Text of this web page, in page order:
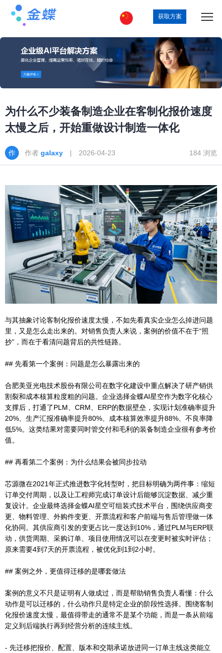
获取方案
为什么不少装备制造企业在客制化报价速度
太慢之后，开始重做设计制造一体化
作者 galaxy | 2026-04-23 184 浏览
与其抽象讨论客制化报价速度太慢，不如先看真实企业怎么掉进问题
里，又是怎么走出来的。对销售负责人来说，案例的价值不在于“照
抄”，而在于看清问题背后的共性链路。
## 先看第一个案例：问题是怎么暴露出来的
合肥美亚光电技术股份有限公司在数字化建设中重点解决了研产销供
割裂和成本核算粒度粗的问题。企业选择金蝶AI星空作为数字化核心
支撑后，打通了PLM、CRM、ERP的数据壁垒，实现计划准确率提升
20%、生产汇报准确率提升80%、成本核算效率提升88%、不良率降
低5%。这类结果对需要同时管交付和毛利的装备制造企业很有参考价
值。
## 再看第二个案例：为什么结果会被同步拉动
芯源微在2021年正式推进数字化转型时，把目标明确为两件事：缩短
订单交付周期，以及让工程师完成订单设计后能够沉淀数据、减少重
复设计。企业最终选择金蝶AI星空可组装式技术平台，围绕供应商变
更、物料管理、外购件变更、开票流程和客户前端与售后管理做一体
化协同。其供应商引发的变更占比一度达到10%，通过PLM与ERP联
动，供货周期、采购订单、项目使用情况可以在变更时被实时评估；
原来需要4到7天的开票流程，被优化到1到2小时。
## 案例之外，更值得迁移的是哪套做法
案例的意义不只是证明有人做成过，而是帮助销售负责人看懂：什么
动作是可以迁移的，什么动作只是特定企业的阶段性选择。围绕客制
化报价速度太慢，最值得带走的通常不是某个功能，而是一条从前端
定义到后端执行再到经营分析的连续主线。
- 先迁移把报价、配置、版本和交期承诺放进同一订单主线这类能立